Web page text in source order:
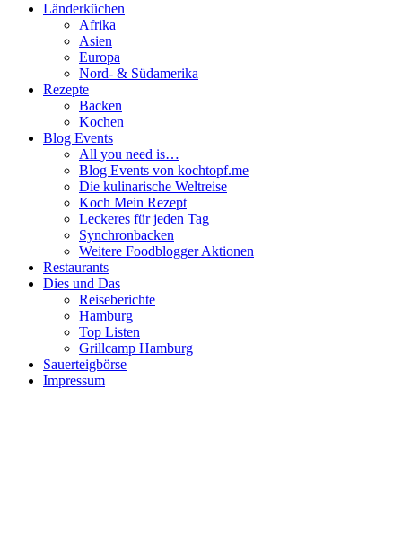
Länderküchen
Afrika
Asien
Europa
Nord- & Südamerika
Rezepte
Backen
Kochen
Blog Events
All you need is…
Blog Events von kochtopf.me
Die kulinarische Weltreise
Koch Mein Rezept
Leckeres für jeden Tag
Synchronbacken
Weitere Foodblogger Aktionen
Restaurants
Dies und Das
Reiseberichte
Hamburg
Top Listen
Grillcamp Hamburg
Sauerteigbörse
Impressum